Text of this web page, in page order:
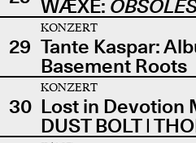
WÆXE:
29
KONZERT
Tante Kaspar:
Basement Roots
30
KONZERT
Lost in Devotion
DUST BOLT |